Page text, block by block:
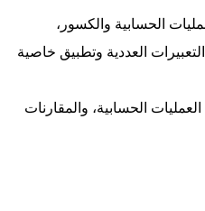
الحسابية والكسور،
العددية وتطبيق خاصية
الحسابية، والمقارنات